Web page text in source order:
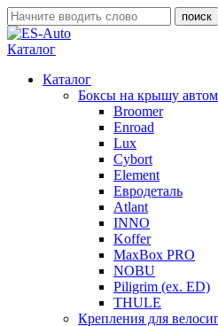
Каталог
Каталог
Боксы на крышу
Broomer
Enroad
Lux
Cybort
Element
Евродеталь
Atlant
INNO
Koffer
MaxBox PRO
NOBU
Piligrim (ex. ED)
THULE
Крепления для